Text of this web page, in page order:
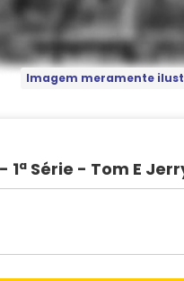
Imagem meramente
1ª Série - Tom E